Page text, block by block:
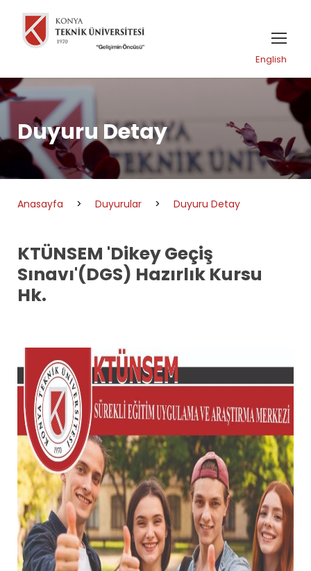
English
Duyuru Detay
Anasayfa > Duyurular > Duyuru Detay
KTÜNSEM 'Dikey Geçiş
Sınavı'(DGS) Hazırlık Kursu
Hk.